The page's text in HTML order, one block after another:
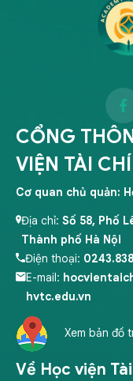
Về Học viện
CỔNG
VIỆN TÀI
Cơ quan chủ quản:
Địa chỉ: Số 58, Phố
Thành phố Hà Nội
Điện thoại:
E-mail:
hvtc.edu.vn
Xem bản đồ